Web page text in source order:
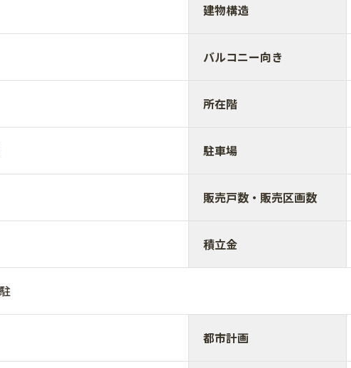
建物構造
バルコニー向き
所在階
駐車場
販売戸数・販売区画数
積立金
都市計画